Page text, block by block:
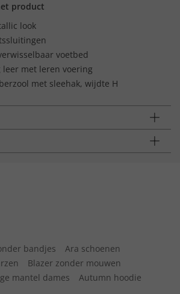
product
look
voetbed
leer met leren voering
met sleehak, wijdte H
bandjes
Ara schoenen
Blazer zonder mouwen
mantel dames
Autumn hoodie